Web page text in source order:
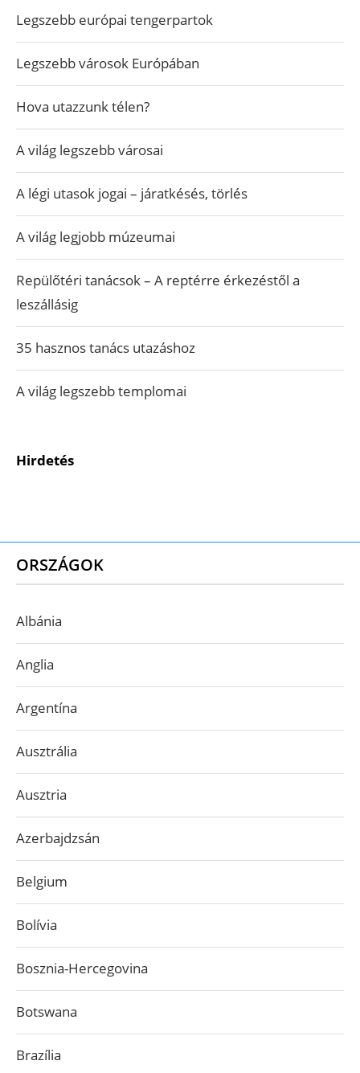
Legszebb európai tengerpartok
Legszebb városok Európában
Hova utazzunk télen?
A világ legszebb városai
A légi utasok jogai – járatkésés, törlés
A világ legjobb múzeumai
Repülőtéri tanácsok – A reptérre érkezéstől a
leszállásig
35 hasznos tanács utazáshoz
A világ legszebb templomai
Hirdetés
ORSZÁGOK
Albánia
Anglia
Argentína
Ausztrália
Ausztria
Azerbajdzsán
Belgium
Bolívia
Bosznia-Hercegovina
Botswana
Brazília